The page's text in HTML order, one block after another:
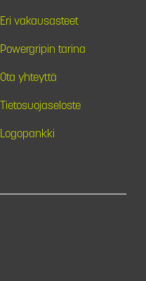
Eri vakausasteet
Powergripin tarina
Ota yhteyttä
Tietosuojaseloste
Logopankki